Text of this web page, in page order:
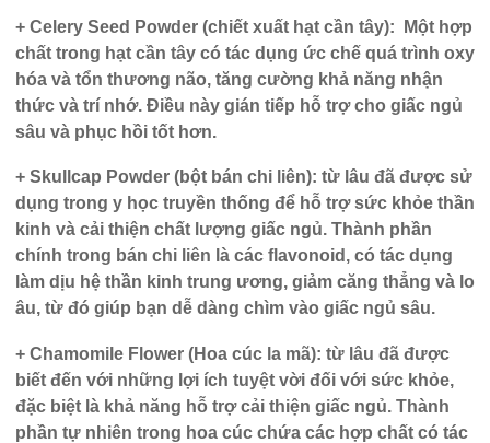
+ Celery Seed Powder (chiết xuất hạt cần tây):
Một hợp
chất trong hạt cần tây có tác dụng ức chế quá trình oxy
hóa và tổn thương não, tăng cường khả năng nhận
thức và trí nhớ. Điều này gián tiếp hỗ trợ cho giấc ngủ
sâu và phục hồi tốt hơn.
+ Skullcap Powder (bột bán chi liên): từ lâu đã được sử
dụng trong y học truyền thống để hỗ trợ sức khỏe thần
kinh và cải thiện chất lượng giấc ngủ. Thành phần
chính trong bán chi liên là các flavonoid, có tác dụng
làm dịu hệ thần kinh trung ương, giảm căng thẳng và lo
âu, từ đó giúp bạn dễ dàng chìm vào giấc ngủ sâu.
+ Chamomile Flower (Hoa cúc la mã): từ lâu đã được
biết đến với những lợi ích tuyệt vời đối với sức khỏe,
đặc biệt là khả năng hỗ trợ cải thiện giấc ngủ. Thành
phần tự nhiên trong hoa cúc chứa các hợp chất có tác